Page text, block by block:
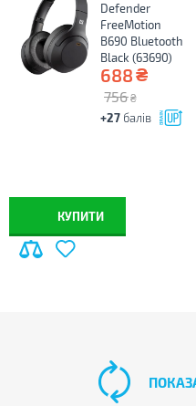
Defender
FreeMotion
B690 Bluetooth
Black (63690)
688₴
756 ₴
+27 балів
КУПИТИ